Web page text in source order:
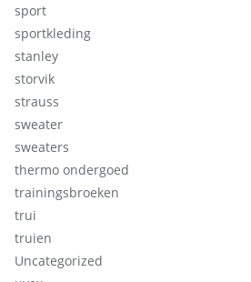
sport
sportkleding
stanley
storvik
strauss
sweater
sweaters
thermo ondergoed
trainingsbroeken
trui
truien
Uncategorized